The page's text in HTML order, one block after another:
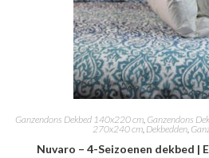
Ganzendons Dekbed 140x220 cm, Ganzendons
270x240 cm, Dekbedden,
Nuvaro – 4-Seizoenen dekbed |